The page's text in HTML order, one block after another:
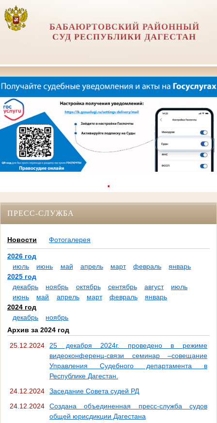
БАБАЮРТОВСКИЙ РАЙОННЫЙ
СУД РЕСПУБЛИКИ ДАГЕСТАН
.
ПРЕСС-СЛУЖБА
Новости Фотогалерея
2026 год
июль
июнь май апрель март февраль
январь
2025 год
декабрь
ноябрь октябрь сентябрь август
июль
июнь
май апрель март февраль
январь
2024 год
декабрь
ноябрь
Архив за 2024 год
25.12.2024
25 декабря 2024г. проведено в режиме
видеоконференц-связи семинар –совещание
Управления Судебного департамента в
Республике Дагестан.
24.12.2024
Заседание Совета судей РД
24.12.2024
Создана объединенная пресс-служба судов
общей юрисдикции Дагестана